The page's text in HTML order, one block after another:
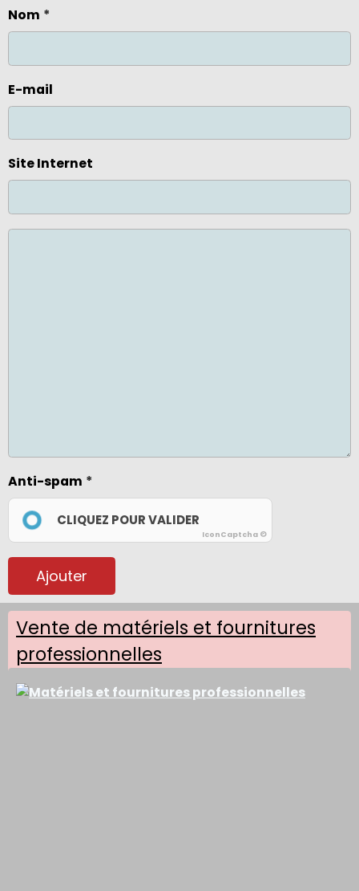
Nom
E-mail
Site Internet
Anti-spam
CLIQUEZ POUR VALIDER
IconCaptcha ©
Ajouter
Vente de matériels et fournitures
professionnelles